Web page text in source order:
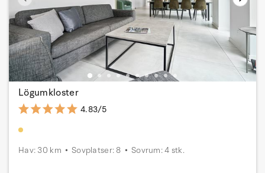
Lögumkloster
4.83/5
Hav: 30 km Sovplatser: 8 Sovrum: 4 stk.